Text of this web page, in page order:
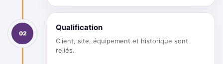
02
Qualification
Client, site, équipement et historique sont
reliés.